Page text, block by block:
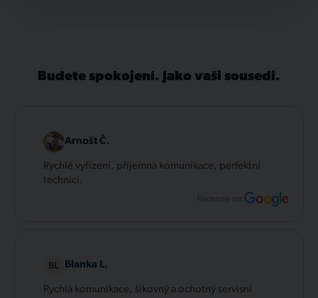
Budete spokojení. Jako vaši sousedi.
Arnošt Č.
Rychlé vyřízení, příjemná komunikace, perfektní
technici.
Recenze na:
Blanka L.
Rychlá komunikace, šikovný a ochotný servisní